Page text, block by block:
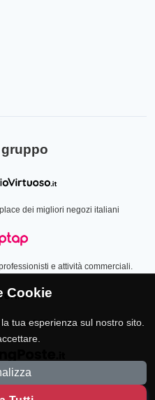
dei migliori negozi italiani
e attività commerciali.
CSS certificato Google
Cookie
tua esperienza sul nostro sito.